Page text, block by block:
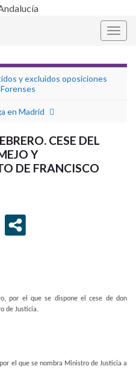
y excluidos oposiciones
en Madrid
CESE DEL
Y
DE FRANCISCO
por el que se dispone el cese de don
de Justicia.
el que se nombra Ministro de Justicia a